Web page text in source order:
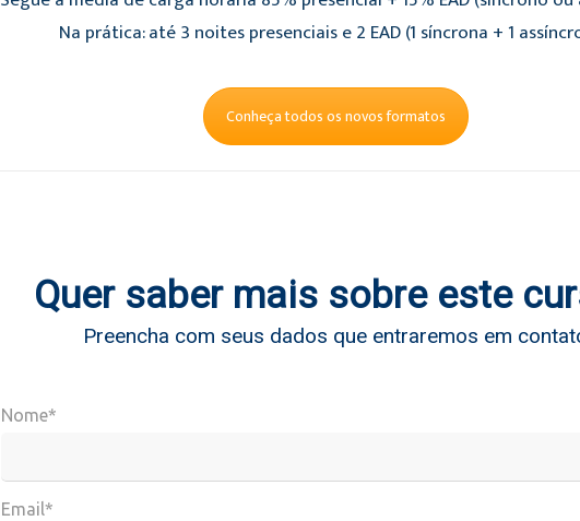
Na prática: até 3 noites presenciais e 2 EAD (1 síncrona + 1
Conheça todos os novos formatos
Quer saber mais sobre este
Preencha com seus dados que entraremos em
Nome*
Email*